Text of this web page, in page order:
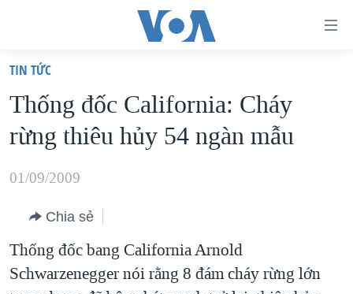
truy
cập
Tới
dung
chính
điều
hướng
VIỆT NAM
HOA KỲ
BIỂN ĐÔNG
BLOG
DIỄN ĐÀN
MỤC
TIN TỨC
Thống đốc California: Cháy
rừng thiêu hủy 54 ngàn mẫu
01/09/2009
Chia sẻ
Thống đốc bang California Arnold
Schwarzenegger nói rằng 8 đám cháy rừng lớn